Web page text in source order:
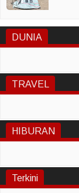
DUNIA
TRAVEL
HIBURAN
Terkini